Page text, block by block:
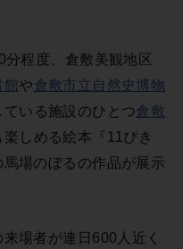
程度、倉敷美観地区
館や倉敷市立自然史博物
いる施設のひとつ倉敷
しめる絵本『11ぴき
場のぼるの作品が展示
場者が連日600人近く